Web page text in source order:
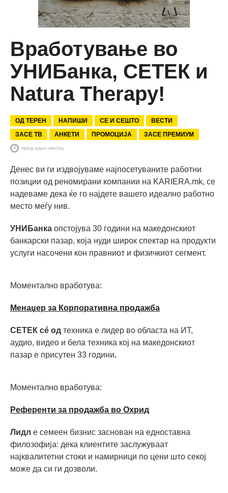
Вработување во
УНИБанка, СЕТЕК и
Natura Therapy!
ОД ТЕРЕН НАПИШИ СЕ И СЕШТО
ВЕСТИ
ЗАСЕ ТВ
АНКЕТИ ПРОМОЦИЈА ЗАСЕ ПРЕМИУМ
пред еден месец
Денес ви ги издвојуваме најпосетуваните работни
позиции од реномирани компании на KARIERA.mk, се
надеваме дека ќе го најдете вашето идеално работно
место меѓу нив.
УНИБанка опстојува 30 години на македонскиот
банкарски пазар, која нуди широк спектар на продукти
услуги насочени кон правниот и физичкиот сегмент.
Моментално вработува:
Mенаџер за Корпоративна продажба
СЕТЕК сé од техника е лидер во областа на ИТ,
аудио, видео и бела техника кој на македонскиот
пазар е присутен 33 години.
Моментално вработува:
Референти за продажба во Охрид
Лидл е семеен бизнис заснован на едноставна
филозофија: дека клиентите заслужуваат
најквалитетни стоки и намирници по цени што секој
може да си ги дозволи.